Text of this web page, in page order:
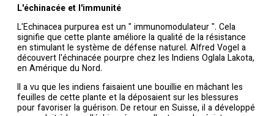
L'échinacée et l'immunité
L'Echinacea purpurea est un " immunomodulateur ". Cela
signifie que cette plante améliore la qualité de la résistance
en stimulant le système de défense naturel. Alfred Vogel a
découvert l'échinacée pourpre chez les Indiens Oglala Lakota,
en Amérique du Nord.
Il a vu que les indiens faisaient une bouillie en mâchant les
feuilles de cette plante et la déposaient sur les blessures
pour favoriser la guérison. De retour en Suisse, il a développé